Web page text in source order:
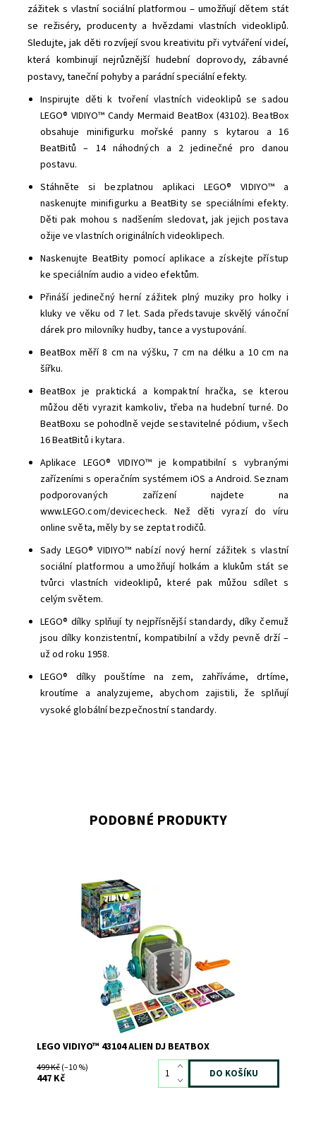
zážitek s vlastní sociální platformou – umožňují dětem stát
se režiséry, producenty a hvězdami vlastních videoklipů.
Sledujte, jak děti rozvíjejí svou kreativitu při vytváření videí,
která kombinují nejrůznější hudební doprovody, zábavné
postavy, taneční pohyby a parádní speciální efekty.
Inspirujte děti k tvoření vlastních videoklipů se sadou
LEGO® VIDIYO™ Candy Mermaid BeatBox (43102). BeatBox
obsahuje minifigurku mořské panny s kytarou a 16
BeatBitů – 14 náhodných a 2 jedinečné pro danou
postavu.
Stáhněte si bezplatnou aplikaci LEGO® VIDIYO™ a
naskenujte minifigurku a BeatBity se speciálními efekty.
Děti pak mohou s nadšením sledovat, jak jejich postava
ožije ve vlastních originálních videoklipech.
Naskenujte BeatBity pomocí aplikace a získejte přístup
ke speciálním audio a video efektům.
Přináší jedinečný herní zážitek plný muziky pro holky i
kluky ve věku od 7 let. Sada představuje skvělý vánoční
dárek pro milovníky hudby, tance a vystupování.
BeatBox měří 8 cm na výšku, 7 cm na délku a 10 cm na
šířku.
BeatBox je praktická a kompaktní hračka, se kterou
můžou děti vyrazit kamkoliv, třeba na hudební turné. Do
BeatBoxu se pohodlně vejde sestavitelné pódium, všech
16 BeatBitů i kytara.
Aplikace LEGO® VIDIYO™ je kompatibilní s vybranými
zařízeními s operačním systémem iOS a Android. Seznam
podporovaných zařízení najdete na
www.LEGO.com/devicecheck. Než děti vyrazí do víru
online světa, měly by se zeptat rodičů.
Sady LEGO® VIDIYO™ nabízí nový herní zážitek s vlastní
sociální platformou a umožňují holkám a klukům stát se
tvůrci vlastních videoklipů, které pak můžou sdílet s
celým světem.
LEGO® dílky splňují ty nejpřísnější standardy, díky čemuž
jsou dílky konzistentní, kompatibilní a vždy pevně drží –
už od roku 1958.
LEGO® dílky pouštíme na zem, zahříváme, drtíme,
kroutíme a analyzujeme, abychom zajistili, že splňují
vysoké globální bezpečnostní standardy.
PODOBNÉ PRODUKTY
Využijte čas strávený u obrazovky kreativním způsobem
Dostupnost:
Skladem>3
8257
LEGO VIDIYO™ 43104 ALIEN DJ BEATBOX
499 Kč(–10 %)
447 Kč